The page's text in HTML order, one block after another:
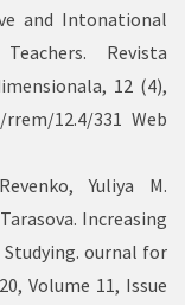
and Intonational
Revista
12 (4),
12.4/331 Web
Yuliya M.
Increasing
ournal for
Volume 11, Issue